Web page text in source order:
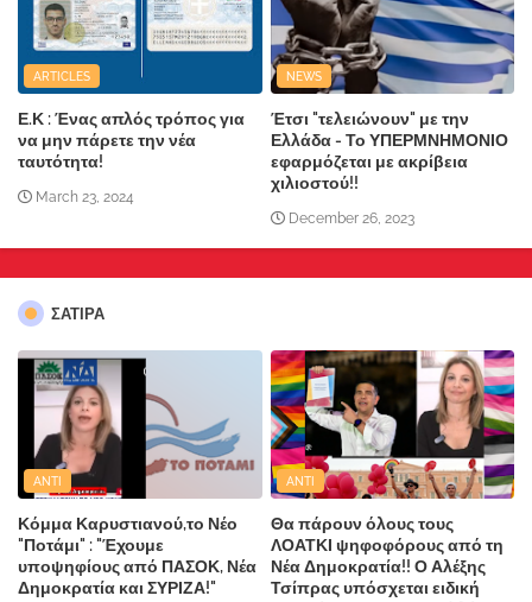
ARTICLES
Ε.Κ : Ένας απλός τρόπος για
να μην πάρετε την νέα
ταυτότητα!
March 23, 2024
NEWS
Έτσι "τελειώνουν" με την
Ελλάδα - Το ΥΠΕΡΜΝΗΜΟΝΙΟ
εφαρμόζεται με ακρίβεια
χιλιοστού!!
December 26, 2023
ΣΑΤΙΡΑ
ANTI
Κόμμα Καρυστιανού,το Νέο
"Ποτάμι" : "Έχουμε
υποψηφίους από ΠΑΣΟΚ, Νέα
Δημοκρατία και ΣΥΡΙΖΑ!"
ANTI
Θα πάρουν όλους τους
ΛΟΑΤΚΙ ψηφοφόρους από τη
Νέα Δημοκρατία!! Ο Αλέξης
Τσίπρας υπόσχεται ειδική